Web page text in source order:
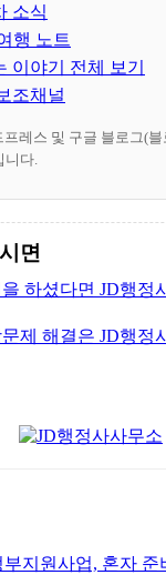
소식
행 노트
이야기 전체 보기
조채널
레스 및 구글 블로그(
다.
면
하셨다면 JD행정
제 해결은 JD행정
부지원사업, 혼자